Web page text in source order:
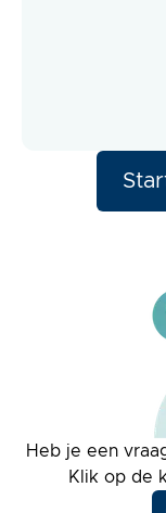
Heb je een
Klik op de